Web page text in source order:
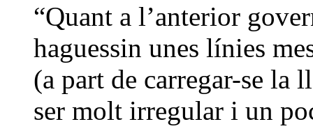
“Quant a l’anterior
haguessin unes línies
(a part de carregar-se la
ser molt irregular i un